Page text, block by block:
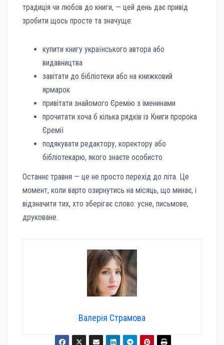
традиція чи любов до книги, — цей день дає привід
зробити щось просте та значуще:
купити книгу українського автора або
видавництва
завітати до бібліотеки або на книжковий
ярмарок
привітати знайомого Єремію з іменинами
прочитати хоча б кілька рядків із Книги пророка
Єремії
подякувати редактору, коректору або
бібліотекарю, якого знаєте особисто
Останнє травня — це не просто перехід до літа. Це
момент, коли варто озирнутись на місяць, що минає, і
відзначити тих, хто зберігає слово: усне, письмове,
друковане.
Валерія Страмова